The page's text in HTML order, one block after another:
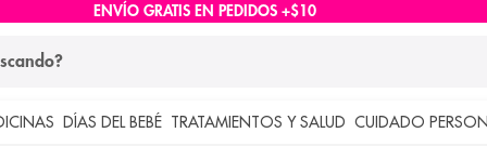
ENVÍO GRATIS EN PEDIDOS +$10
DÍAS DEL BEBÉ TRATAMIENTOS Y SALUD CUIDADO
buscados